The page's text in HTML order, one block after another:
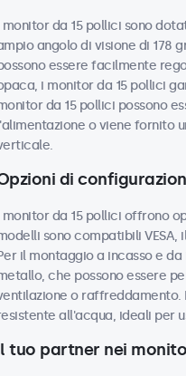
monitor da 15 pollici sono
angolo di visione di 178
essere facilmente
i monitor da 15 pollici
da 15 pollici possono
o viene fornito
di
monitor da 15 pollici offrono
sono compatibili
il montaggio a incasso e
che possono essere
o raffreddamento.
all'acqua, ideali per
tuo partner nei